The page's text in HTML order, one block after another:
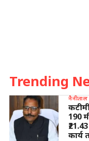
Trending
नैनीताल
190
कार्य